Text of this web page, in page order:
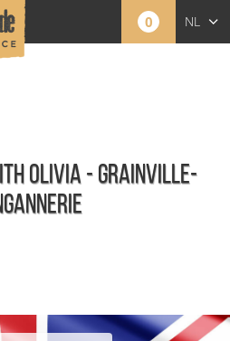
0 NL
OLIVIA - GRAINVILLE-